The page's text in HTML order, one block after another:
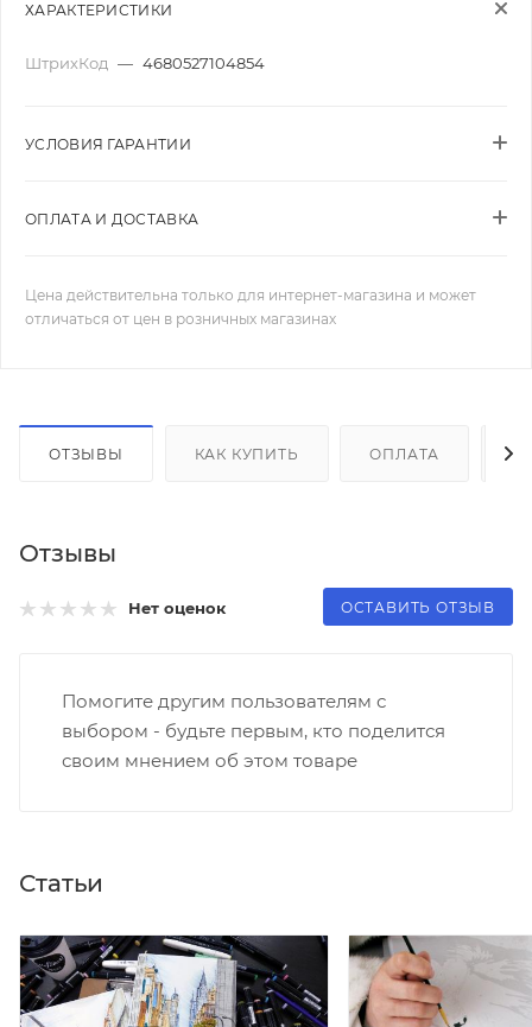
ХАРАКТЕРИСТИКИ
ШтрихКод — 4680527104854
УСЛОВИЯ ГАРАНТИИ
ОПЛАТА И ДОСТАВКА
Цена действительна только для интернет-магазина и может
отличаться от цен в розничных магазинах
ОТЗЫВЫ КАК КУПИТЬ ОПЛАТА
Отзывы
Нет оценок ОСТАВИТЬ ОТЗЫВ
Помогите другим пользователям с
выбором - будьте первым, кто поделится
своим мнением об этом товаре
Статьи